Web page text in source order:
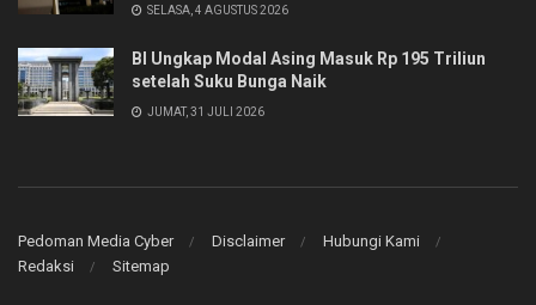
SELASA, 4 AGUSTUS 2026
BI Ungkap Modal Asing Masuk Rp 195 Triliun
setelah Suku Bunga Naik
JUMAT, 31 JULI 2026
Pedoman Media Cyber Disclaimer
Hubungi Kami
Redaksi
Sitemap